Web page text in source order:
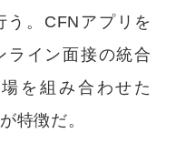
う。CFNアプリを
ライン面接の統合
を組み合わせた
特徴だ。